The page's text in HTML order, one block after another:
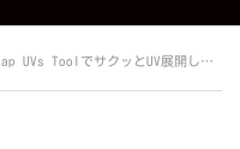
ToolでサクッとUV展開しちゃおう！